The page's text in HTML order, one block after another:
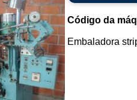
Código da
Embaladora